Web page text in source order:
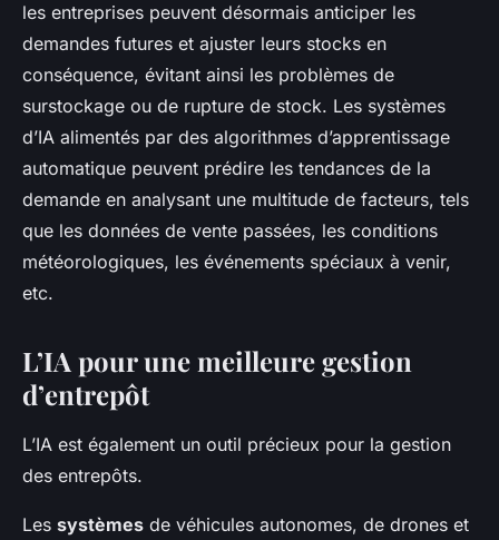
les entreprises peuvent désormais anticiper les
demandes futures et ajuster leurs stocks en
conséquence, évitant ainsi les problèmes de
surstockage ou de rupture de stock. Les systèmes
d’IA alimentés par des algorithmes d’apprentissage
automatique peuvent prédire les tendances de la
demande en analysant une multitude de facteurs, tels
que les données de vente passées, les conditions
météorologiques, les événements spéciaux à venir,
etc.
L’IA pour une meilleure gestion
d’entrepôt
L’IA est également un outil précieux pour la gestion
des entrepôts.
Les systèmes de véhicules autonomes, de drones et